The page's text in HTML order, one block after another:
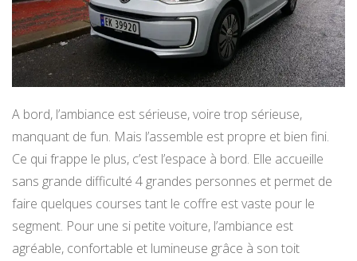
A bord, l’ambiance est sérieuse, voire trop sérieuse,
manquant de fun. Mais l’assemble est propre et bien fini.
Ce qui frappe le plus, c’est l’espace à bord. Elle accueille
sans grande difficulté 4 grandes personnes et permet de
faire quelques courses tant le coffre est vaste pour le
segment. Pour une si petite voiture, l’ambiance est
agréable, confortable et lumineuse grâce à son toit